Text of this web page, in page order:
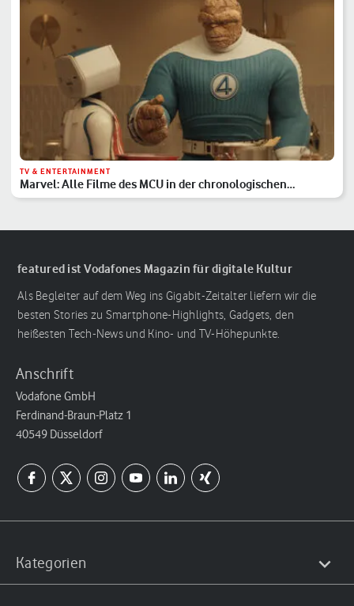
TV & ENTERTAINMENT
Marvel: Alle Filme des MCU in der chronologischen
Reihenfolge
featured ist Vodafones Magazin für digitale Kultur
Als Begleiter auf dem Weg ins Gigabit-Zeitalter liefern wir die
besten Stories zu Smartphone-Highlights, Gadgets, den
heißesten Tech-News und Kino- und TV-Höhepunkte.
Anschrift
Vodafone GmbH
Ferdinand-Braun-Platz 1
40549 Düsseldorf
Kategorien